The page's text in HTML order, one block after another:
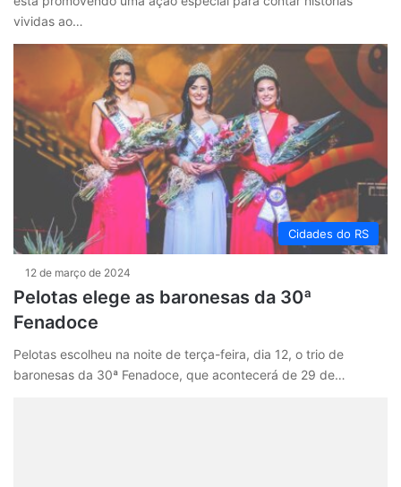
vividas ao…
Cidades do RS
12 de março de 2024
Pelotas elege as baronesas da 30ª
Fenadoce
Pelotas escolheu na noite de terça-feira, dia 12, o trio de
baronesas da 30ª Fenadoce, que acontecerá de 29 de…